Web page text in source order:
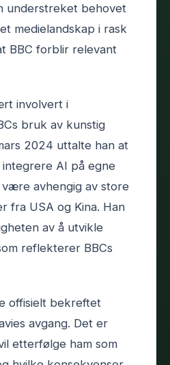
understreket behovet
medielandskap i rask
BBC forblir relevant
involvert i
bruk av kunstig
2024 uttalte han at
integrere AI på egne
avhengig av store
fra USA og Kina. Han
av å utvikle
reflekterer BBCs
offisielt bekreftet
avgang. Det er
etterfølge ham som